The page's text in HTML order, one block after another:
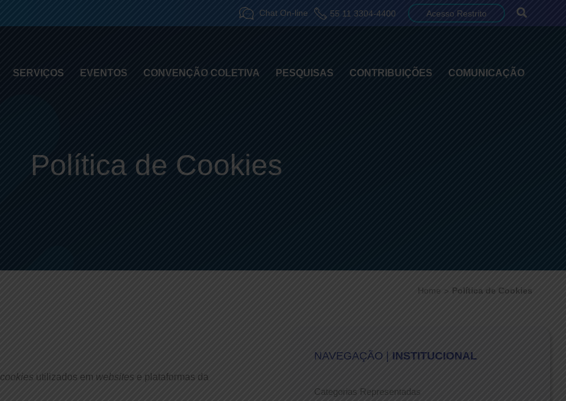
Chat On-line 55 11 3304-4400 Acesso Restrito
SERVIÇOS EVENTOS CONVENÇÃO COLETIVA PESQUISAS CONTRIBUIÇÕES COMUNICAÇÃO
Política de Cookies
Home Política de Cookies
cookies utilizados em websites e plataformas da
NAVEGAÇÃO | INSTITUCIONAL
Categorias Representadas